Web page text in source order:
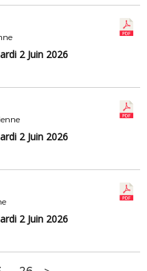
2 Juin 2026
2 Juin 2026
2 Juin 2026